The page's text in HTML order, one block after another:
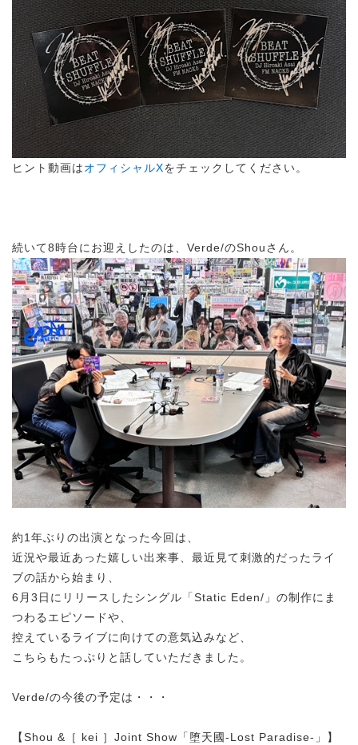
ヒント動画はオフィシャルXをチェックしてください。
続いて8時台にお迎えしたのは、Verde/のShouさん。
約1年ぶりの出演となった今回は、
近況や最近あった嬉しい出来事、最近見て刺激的だったライ
ブの話から始まり、
6月3日にリリースしたシングル「Static Eden/」の制作にま
つわるエピソードや、
控えているライブに向けての意気込みなど、
こちらもたっぷりと話していただきました。
Verde/の今後の予定は・・・
【Shou &［ kei ］Joint Show「堕天國‐Lost Paradise‐」】